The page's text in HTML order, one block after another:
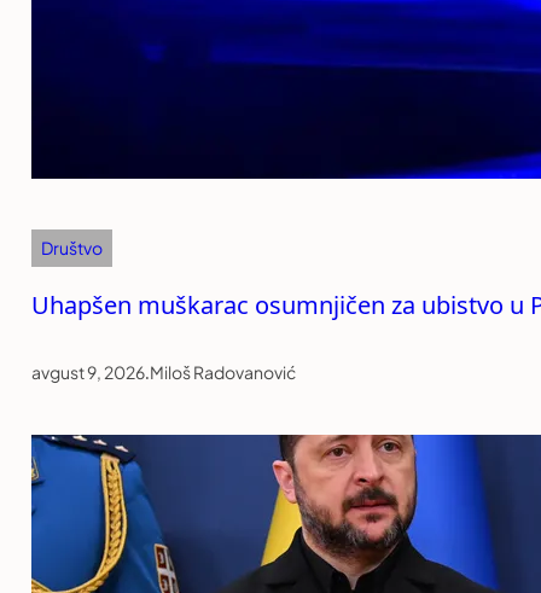
Društvo
Uhapšen muškarac osumnjičen za ubistvo u
avgust 9, 2026.Miloš Radovanović